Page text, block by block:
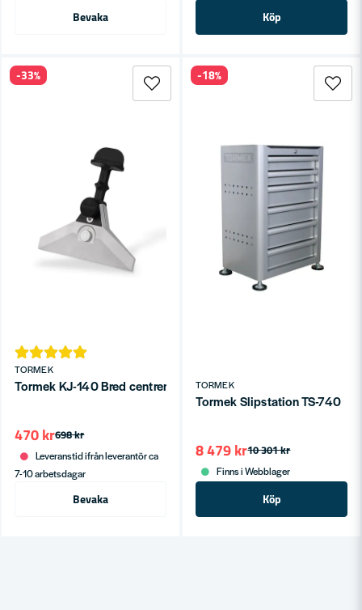
Bevaka Köp
TORMEK
Tormek KJ-140 Bred centrerande knivjigg
698 kr
470 kr
Leveranstid ifrån leverantör ca
7-10 arbetsdagar
Bevaka
-33%
TORMEK
Tormek Slipstation TS-740
10 301 kr
8 479 kr
Finns i Webblager
Köp
-18%